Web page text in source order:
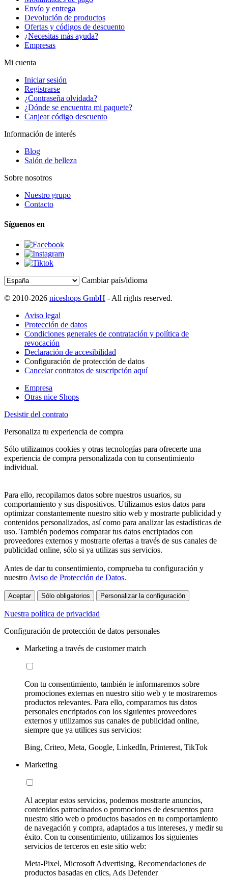
Envío y entrega
Devolución de productos
Ofertas y códigos de descuento
¿Necesitas más ayuda?
Empresas
Mi cuenta
Iniciar sesión
Registrarse
¿Contraseña olvidada?
¿Dónde se encuentra mi paquete?
Canjear código descuento
Información de interés
Blog
Salón de belleza
Sobre nosotros
Nuestro grupo
Contacto
Síguenos en
Cambiar país/idioma
© 2010-2026 niceshops GmbH - All rights reserved.
Aviso legal
Protección de datos
Condiciones generales de contratación y política de
revocación
Declaración de accesibilidad
Configuración de protección de datos
Cancelar contratos de suscripción aquí
Empresa
Otras nice Shops
Desistir del contrato
Personaliza tu experiencia de compra
Sólo utilizamos cookies y otras tecnologías para ofrecerte una
experiencia de compra personalizada con tu consentimiento
individual.
Para ello, recopilamos datos sobre nuestros usuarios, su
comportamiento y sus dispositivos. Utilizamos estos datos para
optimizar constantemente nuestro sitio web y mostrarte publicidad y
contenidos personalizados, así como para analizar las estadísticas de
uso. También podemos comparar tus datos encriptados con
proveedores externos y mostrarte ofertas a través de sus canales de
publicidad online, sólo si ya utilizas sus servicios.
Antes de dar tu consentimiento, comprueba tu configuración y
nuestro Aviso de Protección de Datos.
Aceptar Sólo obligatorios Personalizar la configuración
Nuestra política de privacidad
Configuración de protección de datos personales
Marketing a través de customer match
Con tu consentimiento, también te informaremos sobre
promociones externas en nuestro sitio web y te mostraremos
productos relevantes. Para ello, comparamos tus datos
personales encriptados con los siguientes proveedores
externos y utilizamos sus canales de publicidad online,
siempre que ya utilices sus servicios:
Bing, Criteo, Meta, Google, LinkedIn, Printerest, TikTok
Marketing
Al aceptar estos servicios, podemos mostrarte anuncios,
contenidos patrocinados o promociones de descuentos para
nuestro sitio web o productos basados en tu comportamiento
de navegación y compra, adaptados a tus intereses, y medir su
éxito. Con tu consentimiento, utilizamos los siguientes
servicios de terceros en este sitio web:
Meta-Pixel, Microsoft Advertising, Recomendaciones de
productos basadas en clics, Ads Defender